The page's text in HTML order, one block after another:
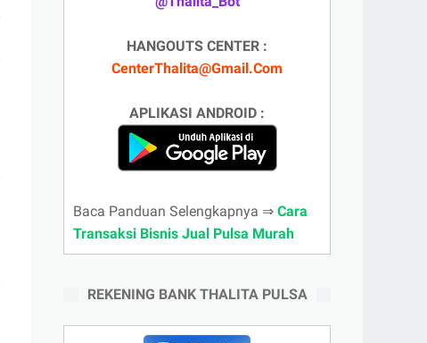
HANGOUTS CENTER :
CenterThalita@Gmail.Com
APLIKASI ANDROID :
Baca Panduan Selengkapnya ⇒ Cara
Transaksi Bisnis Jual Pulsa Murah
REKENING BANK THALITA PULSA